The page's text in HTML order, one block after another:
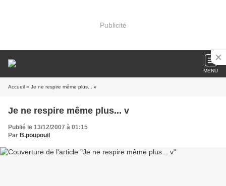
Publicité
MENU
Accueil » Je ne respire même plus... v
Je ne respire même plus... v
Publié le 13/12/2007 à 01:15
Par B.poupouil